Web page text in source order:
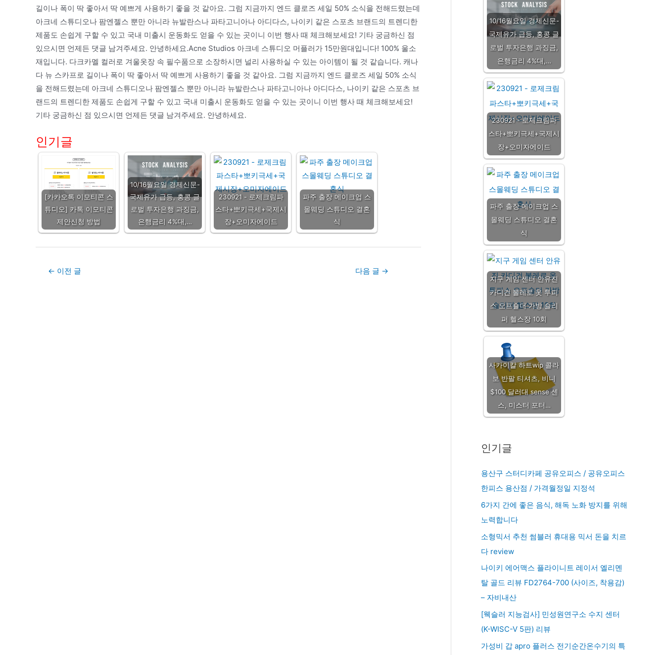
길이나 폭이 딱 좋아서 딱 예쁘게 사용하기 좋을 것 같아요. 그럼 지금까지 엔드 클로즈 세일 50% 소식을 전해드렸는데
아크네 스튜디오나 팜엔젤스 뿐만 아니라 뉴발란스나 파타고니아나 아디다스, 나이키 같은 스포츠 브랜드의 트렌디한
제품도 손쉽게 구할 수 있고 국내 미출시 운동화도 얻을 수 있는 곳이니 이번 행사 때 체크해보세요! 기타 궁금하신 점
있으시면 언제든 댓글 남겨주세요. 안녕하세요.Acne Studios 아크네 스튜디오 머플러가 15만원대입니다! 100% 울소
재입니다. 다크카멜 컬러로 겨울옷장 속 필수품으로 소장하시면 널리 사용하실 수 있는 아이템이 될 것 같습니다. 캐나
다 뉴 스카프로 길이나 폭이 딱 좋아서 딱 예쁘게 사용하기 좋을 것 같아요. 그럼 지금까지 엔드 클로즈 세일 50% 소식
을 전해드렸는데 아크네 스튜디오나 팜엔젤스 뿐만 아니라 뉴발란스나 파타고니아나 아디다스, 나이키 같은 스포츠 브
랜드의 트렌디한 제품도 손쉽게 구할 수 있고 국내 미출시 운동화도 얻을 수 있는 곳이니 이번 행사 때 체크해보세요!
기타 궁금하신 점 있으시면 언제든 댓글 남겨주세요. 안녕하세요.
인기글
[카카오톡 이모티콘 스
튜디오] 카톡 이모티콘
제안신청 방법
10/16월요일 경제신문-
국제유가 급등, 홍콩 글
로벌 투자은행 과징금,
은행금리 4%대,…
230921 - 로제크림파
스타+뽀키극세+국제시
장+오미자에이드
파주 출장 메이크업 스
몰웨딩 스튜디오 결혼
식
Post← 이전 글 다음 글 →
10/16월요일 경제신문-
국제유가 급등, 홍콩 글
로벌 투자은행 과징금,
은행금리 4%대,…
230921 - 로제크림파
스타+뽀키극세+국제시
장+오미자에이드
파주 출장 메이크업 스
몰웨딩 스튜디오 결혼
식
지구 게임 센터 안유진
카디건 볼레로 옷 투피
스 오프숄더 가방 슬리
퍼 헬스장 10회
사카이칼 하트wip 콜라
보 반팔 티셔츠, 비니
$100 달러대 sense 센
스, 미스터 포터…
인기글
용산구 스터디카페 공유오피스 / 공유오피스
한피스 용산점 / 가격월정일 지정석
6가지 간에 좋은 음식, 해독 노화 방지를 위해
노력합니다
소형믹서 추천 썸블러 휴대용 믹서 돈을 치르
다 review
나이키 에어맥스 플라이니트 레이서 엘리멘
탈 골드 리뷰 FD2764-700 (사이즈, 착용감)
– 자비내산
[웩슬러 지능검사] 민성원연구소 수지 센터
(K-WISC-V 5판) 리뷰
가성비 갑 apro 플러스 전기순간온수기의 특